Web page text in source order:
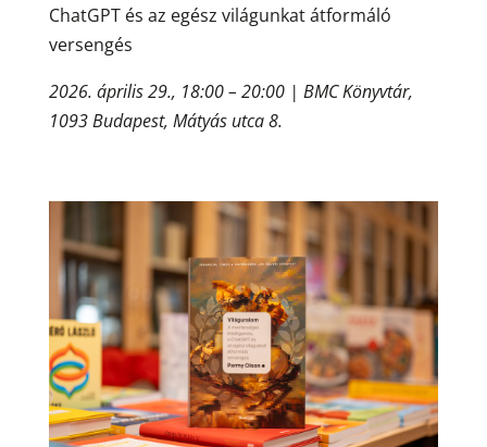
ChatGPT és az egész világunkat átformáló
versengés
2026. április 29., 18:00 – 20:00 | BMC Könyvtár,
1093 Budapest, Mátyás utca 8.